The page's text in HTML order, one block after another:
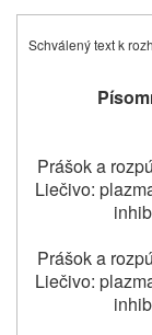
Schválený text k
Prášok a
Liečivo:
Prášok a
Liečivo: